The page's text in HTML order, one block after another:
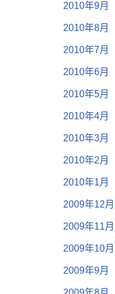
2010年9月
2010年8月
2010年7月
2010年6月
2010年5月
2010年4月
2010年3月
2010年2月
2010年1月
2009年12月
2009年11月
2009年10月
2009年9月